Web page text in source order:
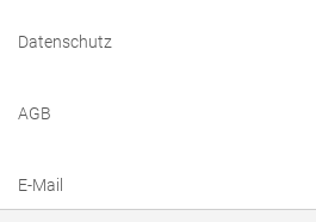
Datenschutz
AGB
E-Mail